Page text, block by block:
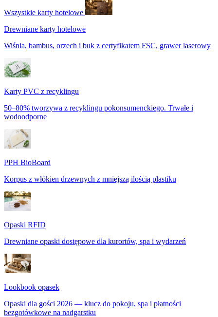
Wszystkie karty hotelowe
Drewniane karty hotelowe
Wiśnia, bambus, orzech i buk z certyfikatem FSC, grawer laserowy
Karty PVC z recyklingu
50–80% tworzywa z recyklingu pokonsumenckiego. Trwałe i
wodoodporne
PPH BioBoard
Korpus z włókien drzewnych z mniejszą ilością plastiku
Opaski RFID
Drewniane opaski dostępowe dla kurortów, spa i wydarzeń
Lookbook opasek
Opaski dla gości 2026 — klucz do pokoju, spa i płatności
bezgotówkowe na nadgarstku